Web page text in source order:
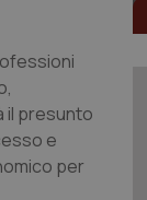
il presunto
e
per